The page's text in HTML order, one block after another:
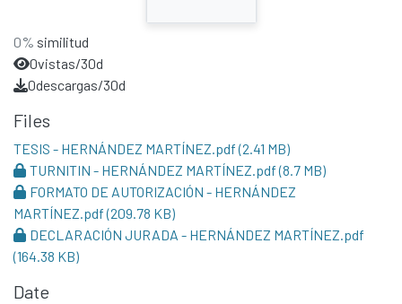
0% similitud
0vistas/30d
0descargas/30d
Files
TESIS - HERNÁNDEZ MARTÍNEZ.pdf(2.41 MB)
TURNITIN - HERNÁNDEZ MARTÍNEZ.pdf(8.7 MB)
FORMATO DE AUTORIZACIÓN - HERNÁNDEZ
MARTÍNEZ.pdf(209.78 KB)
DECLARACIÓN JURADA - HERNÁNDEZ MARTÍNEZ.pdf
(164.38 KB)
Date